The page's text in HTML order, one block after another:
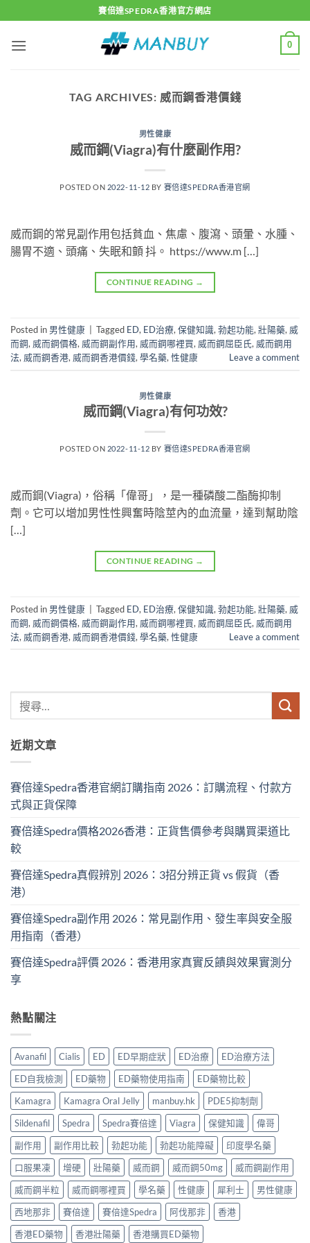
to
content
賽倍達SPEDRA香港官方網店
0
TAG ARCHIVES: 威而鋼香港價錢
男性健康
威而鋼(Viagra)有什麼副作用?
POSTED ON 2022-11-12 BY 賽倍達SPEDRA香港官網
威而鋼的常見副作用包括貧血、焦慮、腹瀉、頭暈、水腫、
腸胃不適、頭痛、失眠和顫 抖。 https://www.m […]
CONTINUE READING →
Posted in 男性健康 Tagged ED, ED治療, 保健知識, 勃起功能, 壯陽藥, 威
而鋼, 威而鋼價格, 威而鋼副作用, 威而鋼哪裡買, 威而鋼屈臣氏, 威而鋼用
法, 威而鋼香港, 威而鋼香港價錢, 學名藥, 性健康 Leave a comment
男性健康
威而鋼(Viagra)有何功效?
POSTED ON 2022-11-12 BY 賽倍達SPEDRA香港官網
威而鋼(Viagra)，俗稱「偉哥」，是一種磷酸二酯酶抑制
劑。它可以增加男性性興奮時陰莖內的血流量，達到幫助陰
[…]
CONTINUE READING →
Posted in 男性健康 Tagged ED, ED治療, 保健知識, 勃起功能, 壯陽藥, 威
而鋼, 威而鋼價格, 威而鋼副作用, 威而鋼哪裡買, 威而鋼屈臣氏, 威而鋼用
法, 威而鋼香港, 威而鋼香港價錢, 學名藥, 性健康 Leave a comment
近期文章
賽倍達Spedra香港官網訂購指南 2026：訂購流程、付款方
式與正貨保障
賽倍達Spedra價格2026香港：正貨售價參考與購買渠道比
較
賽倍達Spedra真假辨別 2026：3招分辨正貨 vs 假貨（香
港）
賽倍達Spedra副作用 2026：常見副作用、發生率與安全服
用指南（香港）
賽倍達Spedra評價 2026：香港用家真實反饋與效果實測分
享
熱點關注
Avanafil Cialis ED ED早期症狀 ED治療
ED治療方法
ED自我檢測
ED藥物 ED藥物使用指南
ED藥物比較
Kamagra
Kamagra Oral Jelly manbuy.hk
PDE5抑制劑
Sildenafil
Spedra Spedra賽倍達 Viagra 保健知識
偉哥
副作用
副作用比較 勃起功能 勃起功能障礙
印度學名藥
口服果凍
增硬 壯陽藥 威而鋼 威而鋼50mg
威而鋼副作用
威而鋼半粒
威而鋼哪裡買 學名藥 性健康 犀利士
男性健康
西地那非
賽倍達 賽倍達Spedra 阿伐那非
香港
香港ED藥物
香港壯陽藥 香港購買ED藥物